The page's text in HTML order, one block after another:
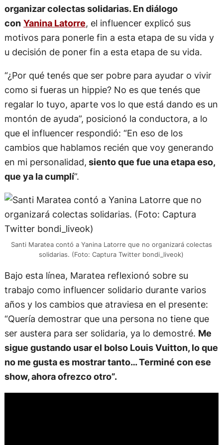
organizar colectas solidarias. En diálogo
con Yanina Latorre, el influencer explicó sus
motivos para ponerle fin a esta etapa de su vida y
u decisión de poner fin a esta etapa de su vida.
“¿Por qué tenés que ser pobre para ayudar o vivir
como si fueras un hippie? No es que tenés que
regalar lo tuyo, aparte vos lo que está dando es un
montón de ayuda”, posicionó la conductora, a lo
que el influencer respondió: “En eso de los
cambios que hablamos recién que voy generando
en mi personalidad, siento que fue una etapa eso,
que ya la cumplí”.
Santi Maratea contó a Yanina Latorre que no organizará colectas
solidarias. (Foto: Captura Twitter bondi_liveok)
Bajo esta línea, Maratea reflexionó sobre su
trabajo como influencer solidario durante varios
años y los cambios que atraviesa en el presente:
“Quería demostrar que una persona no tiene que
ser austera para ser solidaria, ya lo demostré. Me
sigue gustando usar el bolso Louis Vuitton, lo que
no me gusta es mostrar tanto… Terminé con ese
show, ahora ofrezco otro”.